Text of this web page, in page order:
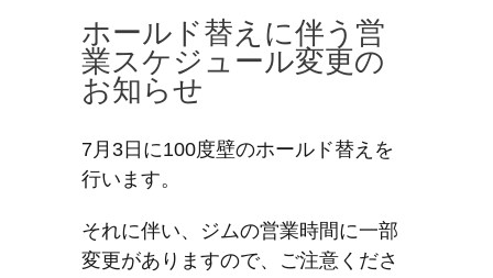
ホールド替えに伴う営
業スケジュール変更の
お知らせ
7月3日に100度壁のホールド替えを
行います。
それに伴い、ジムの営業時間に一部
変更がありますので、ご注意くださ